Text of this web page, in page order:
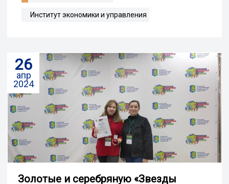
Институт экономики и управления
26
апр
2024
Золотые и серебряную «Звезды